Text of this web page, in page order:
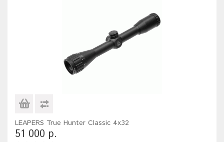
LEAPERS True Hunter Classic 4x32
51 000 р.